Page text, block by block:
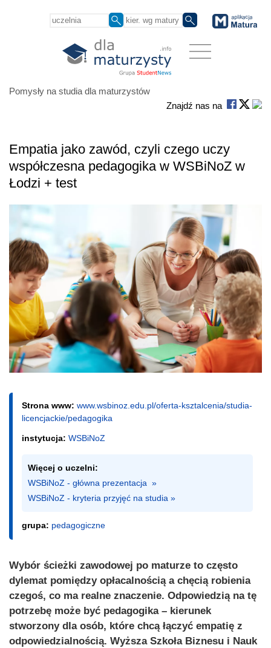
Pomysły na studia dla maturzystów
Znajdź nas na
Empatia jako zawód, czyli czego uczy
współczesna pedagogika w WSBiNoZ w
Łodzi + test
Strona www: www.wsbinoz.edu.pl/oferta-ksztalcenia/studia-
licencjackie/pedagogika
instytucja: WSBiNoZ
Więcej o uczelni:
WSBiNoZ - główna prezentacja  »
WSBiNoZ - kryteria przyjęć na studia »
grupa: pedagogiczne
Wybór ścieżki zawodowej po maturze to często
dylemat pomiędzy opłacalnością a chęcią robienia
czegoś, co ma realne znaczenie. Odpowiedzią na tę
potrzebę może być pedagogika – kierunek
stworzony dla osób, które chcą łączyć empatię z
odpowiedzialnością. Wyższa Szkoła Biznesu i Nauk